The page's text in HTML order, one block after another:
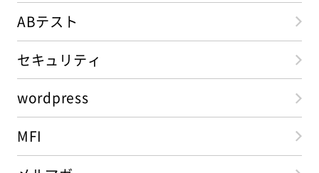
ABテスト
セキュリティ
wordpress
MFI